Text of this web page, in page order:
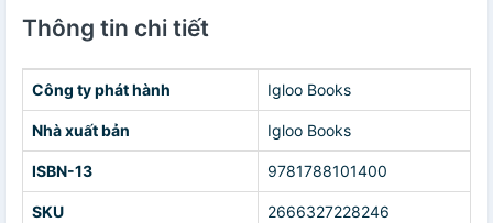
Thông tin chi tiết
Công ty phát hành Igloo Books
Nhà xuất bản Igloo Books
ISBN-13 9781788101400
SKU 2666327228246